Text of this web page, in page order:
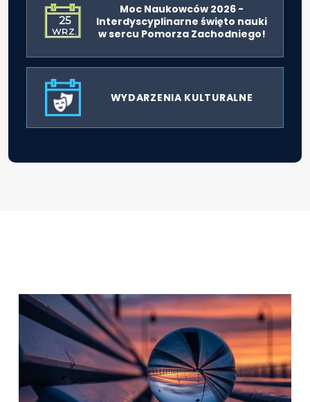
25
WRZ.
Moc Naukowców 2026 -
Interdyscyplinarne święto nauki
w sercu Pomorza Zachodniego!
WYDARZENIA KULTURALNE